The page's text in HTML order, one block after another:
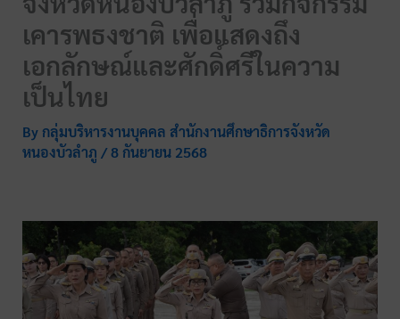
เคารพธงชาติ เพื่อแสดงถึง
เอกลักษณ์และศักดิ์ศรีในความ
เป็นไทย
By กลุ่มบริหารงานบุคคล สำนักงานศึกษาธิการจังหวัด
หนองบัวลำภู /8 กันยายน 2568